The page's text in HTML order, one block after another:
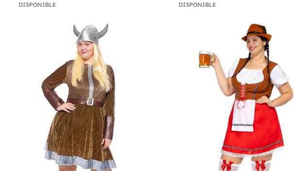
DISPONIBLE DISPONIBLE